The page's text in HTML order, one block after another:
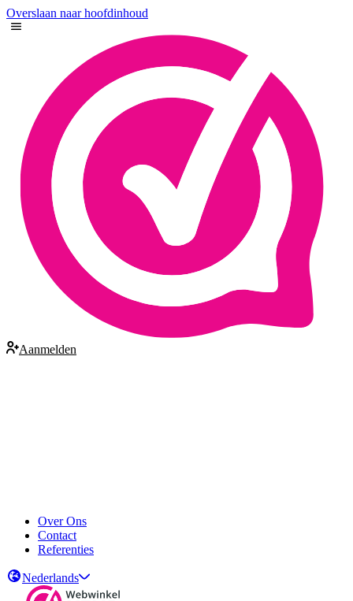
Overslaan naar hoofdinhoud
Aanmelden
Over Ons
Contact
Referenties
Nederlands